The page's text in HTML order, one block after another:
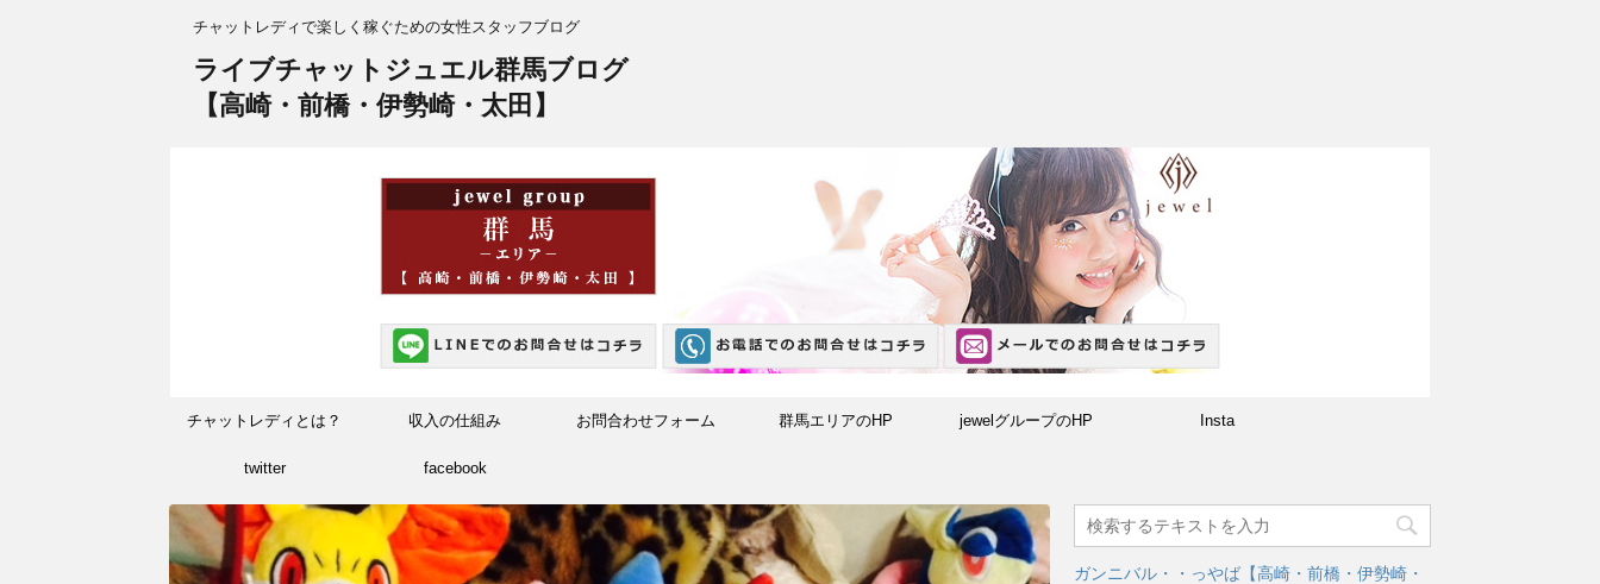
チャットレディで楽しく稼ぐための女性スタッフブログ
ライブチャットジュエル群馬ブログ
【高崎・前橋・伊勢崎・太田】
チャットレディとは？ 収入の仕組み お問合わせフォーム 群馬エリアのHP jewelグループのHP Insta
twitter facebook
ガンニバル・・っやば【高崎・前橋・伊勢崎・